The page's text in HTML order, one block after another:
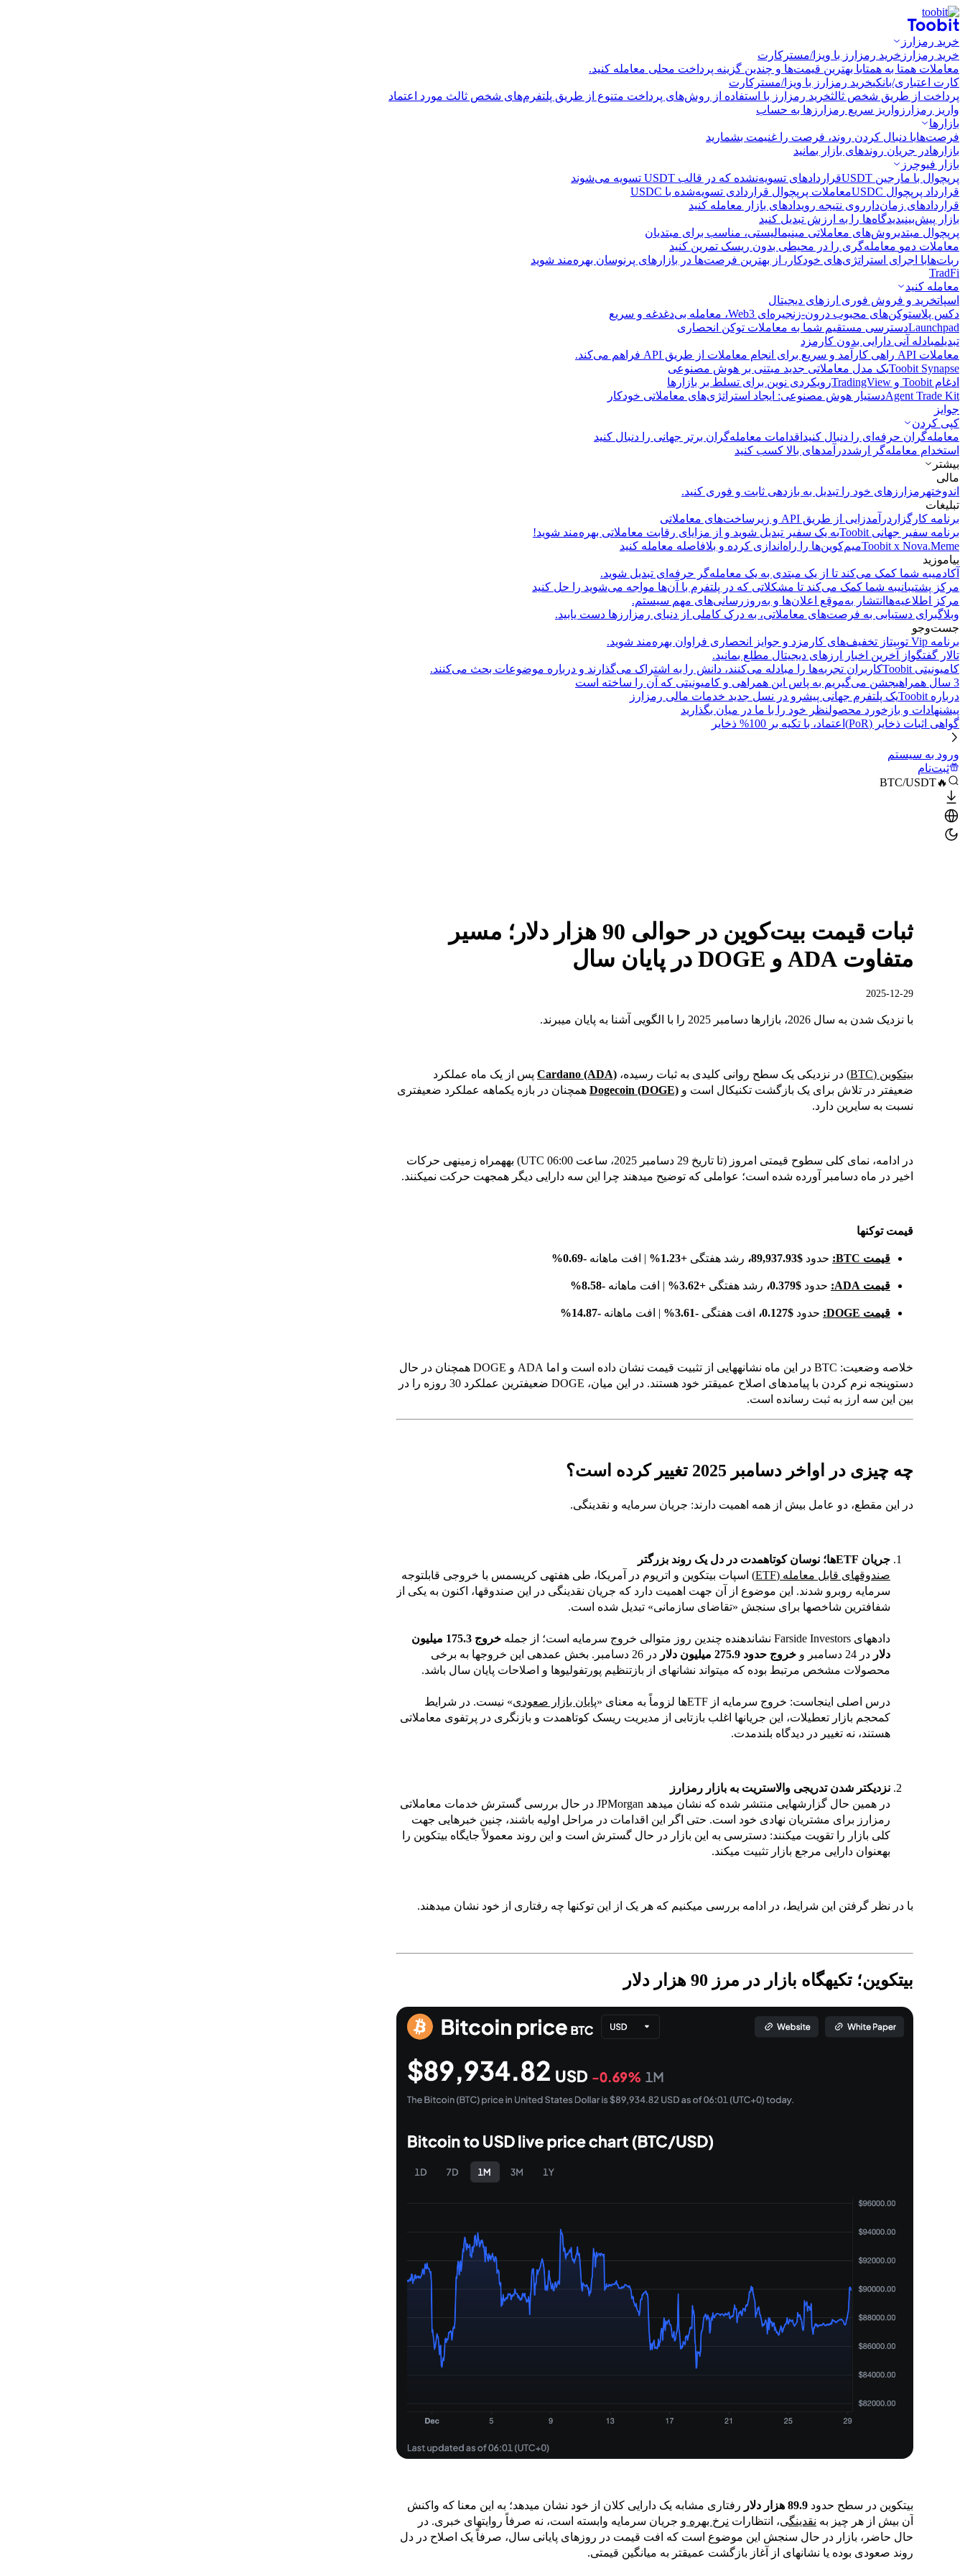
خرید رمزارز
خرید رمزارز خرید رمزارز با ویزا/مسترکارت
معاملات همتا به همتابا بهترین قیمت‌ها و چندین گزینه پرداخت محلی معامله کنید.
کارت اعتباری/بانکیخرید رمزارز با ویزا/مسترکارت
پرداخت از طریق شخص ثالثخرید رمزارز با استفاده از روش‌های پرداخت متنوع از طریق پلتفرم‌های شخص ثالث مورد اعتماد
واریز رمزارز واریز سریع رمزارزها به حساب
بازارها
فرصت‌هابا دنبال کردن روند، فرصت را غنیمت بشمارید
بازارهادر جریان روندهای بازار بمانید
بازار فیوچرز
پرپچوال با مارجین USDT
قراردادهای تسویه‌نشده که در قالب USDT تسویه می‌شوند
قرارداد پرپچوال USDC
معاملات پرپچوال قراردادی تسویه‌شده با USDC
قراردادهای زمان‌دار روی نتیجه رویدادهای بازار معامله کنید
بازار پیش‌بینیدیدگاه‌ها را به ارزش تبدیل کنید
پرپچوال مبتدیروش‌های معاملاتی مینیمالیستی، مناسب برای مبتدیان
معاملات دمو معامله‌گری را در محیطی بدون ریسک تمرین کنید
ربات‌هابا اجرای استراتژی‌های خودکار، از بهترین فرصت‌ها در بازارهای پرنوسان بهره‌مند شوید
TradFi
معامله کنید
اسپاتخرید و فروش فوری ارزهای دیجیتال
دکس پلاستوکن‌های محبوب درون-زنجیره‌ای Web3، معامله بی‌دغدغه و سریع
Launchpadدسترسی مستقیم شما به معاملات توکن انحصاری
تبدیلمبادله آنی دارایی بدون کارمزد
معاملات API
راهی کارآمد و سریع برای انجام معاملات از طریق API فراهم می‌کند.
Toobit Synapseیک مدل معاملاتی جدید مبتنی بر هوش مصنوعی
ادغام Toobit و TradingView
رویکردی نوین برای تسلط بر بازارها
Agent Trade Kitدستیار هوش مصنوعی: ایجاد استراتژی‌های معاملاتی خودکار
جوایز
کپی‌ کردن
معامله‌گران حرفه‌ای را دنبال کنید اقدامات معامله‌گران برتر جهانی را دنبال کنید
استخدام معامله‌گر ارشددرآمد‌های بالا کسب کنید
بیشتر
مالی
اندوختهرمزارزهای خود را تبدیل به بازدهی ثابت و فوری کنید.
تبلیغات
برنامه کارگزار درآمدزایی از طریق API و زیرساخت‌های معاملاتی
برنامه سفیر جهانی Toobit
به یک سفیر تبدیل شوید و از مزایای رقابت معاملاتی بهره‌مند شوید!
Toobit x Nova.Memeمیم‌کوین‌ها را راه‌اندازی کرده و بلافاصله معامله کنید
بیاموزید
آکادمیبه شما کمک می‌کند تا از یک مبتدی به یک معامله‌گر حرفه‌ای تبدیل شوید.
مرکز پشتیبانیبه شما کمک می‌کند تا مشکلاتی که در پلتفرم با آن‌ها مواجه می‌شوید را حل کنید
مرکز اطلاعیه‌ها انتشار به‌موقع اعلان‌ها و به‌روزرسانی‌های مهم سیستم.
وبلاگبرای دستیابی به فرصت‌های معاملاتی، به درک کاملی از دنیای رمزارزها دست یابید.
جست‌وجو
برنامه Vip توبیت
از تخفیف‌های کارمزد و جوایز انحصاری فراوان بهره‌مند شوید.
تالار گفتگو از آخرین اخبار ارزهای دیجیتال مطلع بمانید.
کامیونیتی Toobit
کاربران تجربه‌ها را مبادله می‌کنند، دانش را به اشتراک می‌گذارند و درباره موضوعات بحث می‌کنند.
3 سال همراهی
جشن می‌گیریم به پاس این همراهی و کامیونیتی که آن را ساخته است
درباره Toobit
یک پلتفرم جهانی پیشرو در نسل جدید خدمات مالی رمزارز
پیشنهادات و بازخورد محصولنظر خود را با ما در میان بگذارید
گواهی اثبات ذخایر (PoR)
اعتماد، با تکیه بر 100% ذخایر
ورود به سیستم
ثبت‌نام
🔥BTC/USDT
ثبات قیمت بیت‌کوین در حوالی 90 هزار دلار؛ مسیر
متفاوت ADA و DOGE در پایان سال
2025-12-29
با نزدیک شدن به سال 2026، بازارها دسامبر 2025 را با الگویی آشنا به پایان میبرند.
بیتکوین (BTC) در نزدیکی یک سطح روانی کلیدی به ثبات رسیده، Cardano (ADA) پس از یک ماه عملکرد
ضعیفتر در تلاش برای یک بازگشت تکنیکال است و Dogecoin (DOGE) همچنان در بازه یکماهه عملکرد ضعیفتری
نسبت به سایرین دارد.
در ادامه، نمای کلی سطوح قیمتی امروز (تا تاریخ 29 دسامبر 2025، ساعت 06:00 UTC) بههمراه زمینهی حرکات
اخیر در ماه دسامبر آورده شده است؛ عواملی که توضیح میدهند چرا این سه دارایی دیگر همجهت حرکت نمیکنند.
قیمت توکنها
قیمت BTC: حدود $89,937.93، رشد هفتگی +1.23% | افت ماهانه -0.69%
قیمت ADA: حدود $0.379، رشد هفتگی +3.62% | افت ماهانه -8.58%
قیمت DOGE: حدود $0.127، افت هفتگی -3.61% | افت ماهانه -14.87%
خلاصه وضعیت: BTC در این ماه نشانههایی از تثبیت قیمت نشان داده است و اما ADA و DOGE همچنان در حال
دستوپنجه نرم کردن با پیامدهای اصلاح عمیقتر خود هستند. در این میان، DOGE ضعیفترین عملکرد 30 روزه را در
بین این سه ارز به ثبت رسانده است.
چه چیزی در اواخر دسامبر 2025 تغییر کرده است؟
در این مقطع، دو عامل بیش از همه اهمیت دارند: جریان سرمایه و نقدینگی.
جریان ETFها؛ نوسان کوتاهمدت در دل یک روند بزرگتر
صندوقهای قابل معامله (ETF)
اسپات بیتکوین و اتریوم در آمریکا، طی هفتهی کریسمس با خروجی قابلتوجه
سرمایه روبرو شدند. این موضوع از آن جهت اهمیت دارد که جریان نقدینگی در این صندوقها، اکنون به یکی از
شفافترین شاخصها برای سنجش «تقاضای سازمانی» تبدیل شده است.
دادههای Farside Investors نشاندهنده چندین روز متوالی خروج سرمایه است؛ از جمله
خروج 175.3 میلیون
دلار در 24 دسامبر و خروج حدود 275.9 میلیون دلار
در 26 دسامبر. بخش عمدهی این خروجها به برخی
محصولات مشخص مرتبط بوده که میتواند نشانهای از بازتنظیم پورتفولیوها و اصلاحات پایان سال باشد.
درس اصلی اینجاست: خروج سرمایه از ETFها لزوماً به معنای « پایان بازار صعودی» نیست. در شرایط
کمحجم بازار تعطیلات، این جریانها اغلب بازتابی از مدیریت ریسک کوتاهمدت و بازنگری در پرتفوی معاملاتی
هستند، نه تغییر در دیدگاه بلندمدت.
نزدیکتر شدن تدریجی والاستریت به بازار رمزارز
در همین حال گزارشهایی منتشر شده که نشان میدهد JPMorgan در حال بررسی گسترش خدمات معاملاتی
رمزارز برای مشتریان نهادی خود است. حتی اگر این اقدامات در مراحل اولیه باشند، چنین خبرهایی جهت
کلی بازار را تقویت میکنند: دسترسی به این بازار در حال گسترش است و این روند معمولاً جایگاه بیتکوین را
بهعنوان دارایی مرجع بازار تثبیت میکند.
با در نظر گرفتن این شرایط، در ادامه بررسی میکنیم که هر یک از این توکنها چه رفتاری از خود نشان میدهند.
بیتکوین؛ تکیهگاه بازار در مرز 90 هزار دلار
بیتکوین در سطح حدود 89.9 هزار دلار رفتاری مشابه یک دارایی کلان از خود نشان میدهد؛ به این معنا که واکنش
آن بیش از هر چیز به نقدینگی، انتظارات نرخ بهره و جریان سرمایه وابسته است، نه صرفاً روایتهای خبری. در
حال حاضر، بازار در حال سنجش این موضوع است که افت قیمت در روزهای پایانی سال، صرفاً یک اصلاح در دل
روند صعودی بوده یا نشانهای از آغاز بازگشت عمیقتر به میانگین قیمتی.